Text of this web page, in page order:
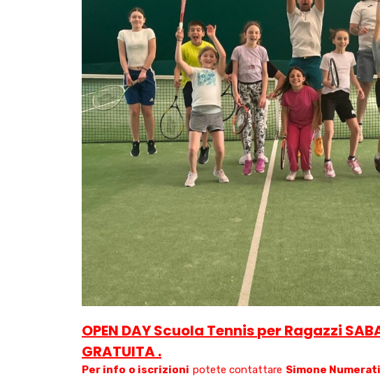
OPEN DAY Scuola Tennis per Ragazzi
GRATUITA .
Per info o iscrizioni potete contattare Simone Numerati